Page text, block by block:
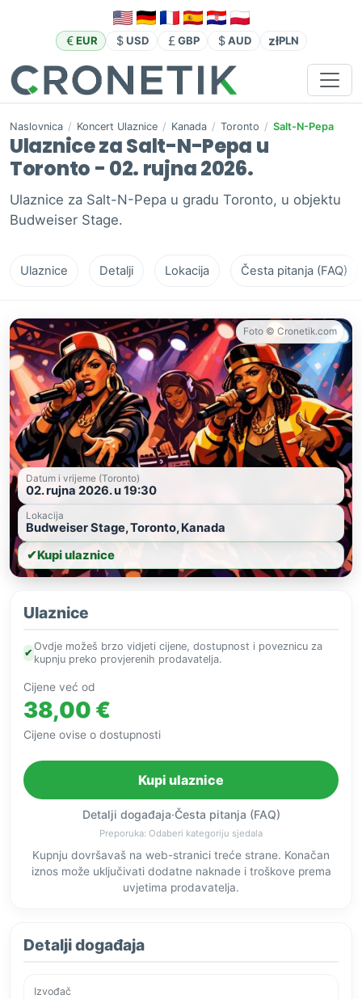
EUR USD GBP AUD złPLN
Naslovnica / Koncert Ulaznice / Kanada / Toronto / Salt-N-Pepa
Ulaznice za Salt-N-Pepa u
Toronto - 02. rujna 2026.
Ulaznice za Salt-N-Pepa u gradu Toronto, u objektu
Budweiser Stage.
Ulaznice Detalji Lokacija Česta pitanja (FAQ)
Foto © Cronetik.com
Datum i vrijeme (Toronto)
02. rujna 2026. u 19:30
Lokacija
Budweiser Stage, Toronto, Kanada
✔Kupi ulaznice
Ulaznice
✔
Ovdje možeš brzo vidjeti cijene, dostupnost i poveznicu za
kupnju preko provjerenih prodavatelja.
Cijene već od
38,00 €
Cijene ovise o dostupnosti
Kupi ulaznice
Detalji događaja·Česta pitanja (FAQ)
Preporuka: Odaberi kategoriju sjedala
Kupnju dovršavaš na web-stranici treće strane. Konačan
iznos može uključivati dodatne naknade i troškove prema
uvjetima prodavatelja.
Detalji događaja
Izvođač